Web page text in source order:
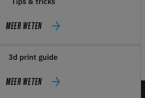
MEER WETEN
3d print guide
MEER WETEN